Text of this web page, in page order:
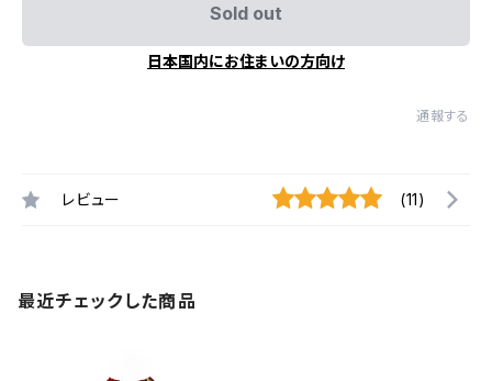
Sold out
日本国内にお住まいの方向け
通報する
レビュー (11)
最近チェックした商品